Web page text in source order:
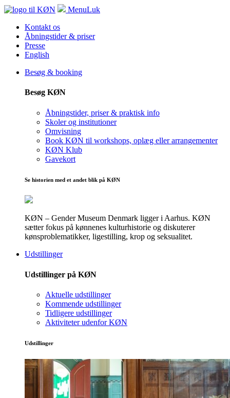
MenuLuk
Kontakt os
Åbningstider & priser
Presse
English
Besøg & booking
Besøg KØN
Åbningstider, priser & praktisk info
Skoler og institutioner
Omvisning
Book KØN til workshops, oplæg eller arrangementer
KØN Klub
Gavekort
Se historien med et andet blik på KØN
KØN – Gender Museum Denmark ligger i Aarhus. KØN
sætter fokus på kønnenes kulturhistorie og diskuterer
kønsproblematikker, ligestilling, krop og seksualitet.
Udstillinger
Udstillinger på KØN
Aktuelle udstillinger
Kommende udstillinger
Tidligere udstillinger
Aktiviteter udenfor KØN
Udstillinger